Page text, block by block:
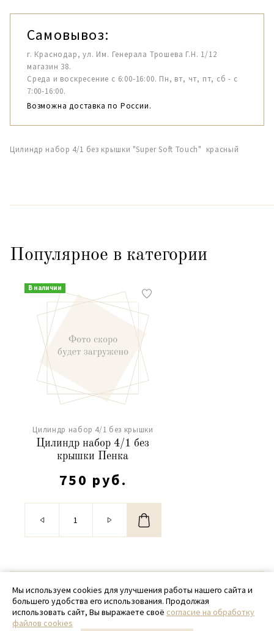
Самовывоз:
г. Краснодар, ул. Им. Генерала Трошева Г.Н. 1/12
магазин 38.
Среда и воскресение с 6:00-16:00. Пн, вт, чт, пт, сб - с
7:00-16:00.
Возможна доставка по России.
Цилиндр набор 4/1 без крышки "Super Soft Touch" красный
Популярное в категории
В наличии
Цилиндр набор 4/1 без крышки
Цилиндр набор 4/1 без
крышки Пенка
750 руб.
© 2020 - 2026 SamPack
+ 7 (918) 699-97-87
zakaz@sampack.store
Мы используем cookies для улучшения работы нашего сайта и
большего удобства его использования. Продолжая
использовать сайт, Вы выражаете своё согласие на обработку
файлов cookies